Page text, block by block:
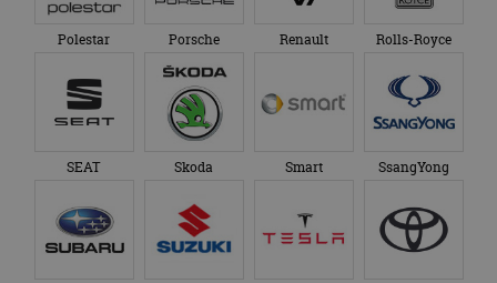
Polestar Porsche Renault Rolls-Royce
SEAT Skoda Smart SsangYong